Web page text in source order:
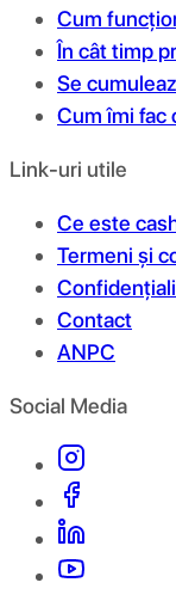
Cum
În cât timp
Se
Cum îmi fac
Link-uri utile
Ce este
Termeni și
Contact
ANPC
Social Media